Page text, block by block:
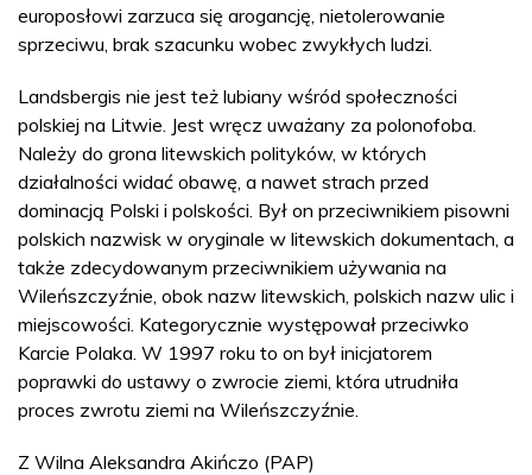
europosłowi zarzuca się arogancję, nietolerowanie
sprzeciwu, brak szacunku wobec zwykłych ludzi.
Landsbergis nie jest też lubiany wśród społeczności
polskiej na Litwie. Jest wręcz uważany za polonofoba.
Należy do grona litewskich polityków, w których
działalności widać obawę, a nawet strach przed
dominacją Polski i polskości. Był on przeciwnikiem pisowni
polskich nazwisk w oryginale w litewskich dokumentach, a
także zdecydowanym przeciwnikiem używania na
Wileńszczyźnie, obok nazw litewskich, polskich nazw ulic i
miejscowości. Kategorycznie występował przeciwko
Karcie Polaka. W 1997 roku to on był inicjatorem
poprawki do ustawy o zwrocie ziemi, która utrudniła
proces zwrotu ziemi na Wileńszczyźnie.
Z Wilna Aleksandra Akińczo (PAP)